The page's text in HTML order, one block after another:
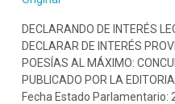
DECLARANDO DE INTERÉS
DECLARAR DE INTERÉS
POESÍAS AL MÁXIMO:
PUBLICADO POR LA
Fecha Estado Parlamentario: